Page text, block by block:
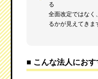
る
全面改定ではなく
るかが見えてきま
■ こんな法人におす